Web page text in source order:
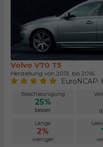
Volvo V70 T5
Herstellung von 2013. bis 2016.
Beschleunigung
25%
besser
Länge
2%
weniger